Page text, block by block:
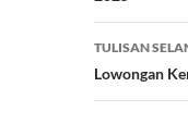
TULISAN
Lowongan